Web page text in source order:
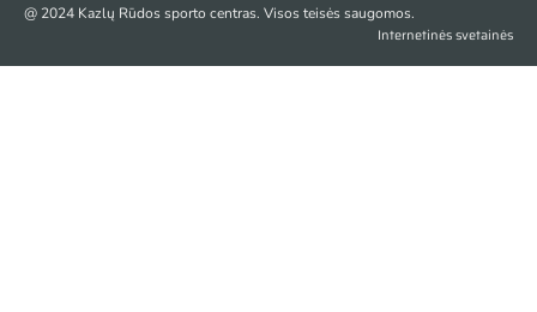
@ 2024 Kazlų Rūdos sporto centras. Visos teisės saugomos.
Internetinės svetainės